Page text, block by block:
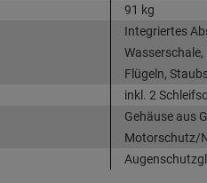
91 kg
Integriertes
Flügeln,
inkl. 2
Gehäuse aus
Motorschutz/